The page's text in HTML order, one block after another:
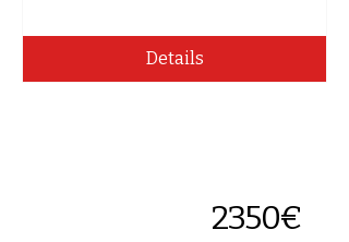
Details
2350€